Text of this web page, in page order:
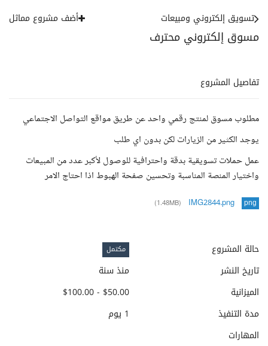
مسوق إلكتروني محترف
تسويق إلكتروني ومبيعات أضف مشروع مماثل
تفاصيل المشروع
مطلوب مسوق لمنتج رقمي واحد عن طريق مواقع التواصل الاجتماعي
يوجد الكثير من الزيارات لكن بدون اي طلب
عمل حملات تسويقية بدقة واحترافية للوصول لأكبر عدد من المبيعات
واختيار المنصة المناسبة وتحسين صفحة الهبوط اذا احتاج الامر
png
IMG2844.png
(1.48MB)
حالة المشروع مكتمل
تاريخ النشر
منذ سنة
الميزانية
$50.00 - $100.00
مدة التنفيذ
1 يوم
المهارات